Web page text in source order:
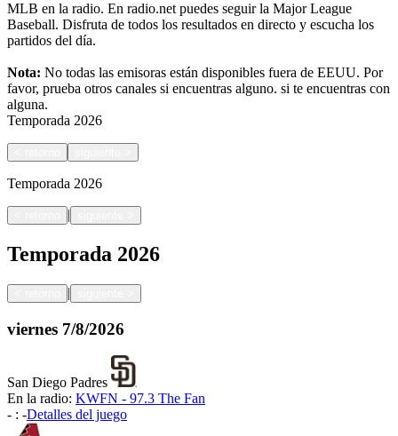
MLB en la radio. En radio.net puedes seguir la Major League
Baseball. Disfruta de todos los resultados en directo y escucha los
partidos del día.
Nota: No todas las emisoras están disponibles fuera de EEUU. Por
favor, prueba otros canales si encuentras alguno. si te encuentras con
alguna.
Temporada 2026
Temporada 2026
|
Temporada 2026
|
viernes 7/8/2026
San Diego Padres
En la radio: KWFN - 97.3 The Fan
- : -Detalles del juego